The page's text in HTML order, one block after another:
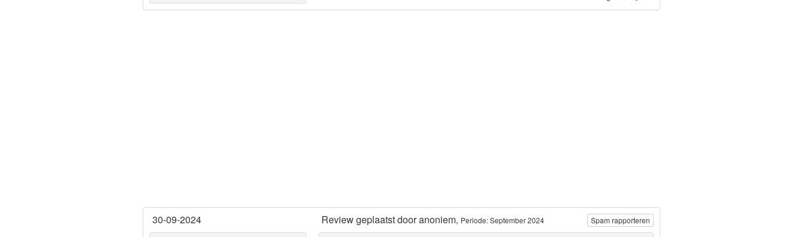
30-09-2024 Review geplaatst dooranoniem, Periode: September 2024 Spam rapporteren